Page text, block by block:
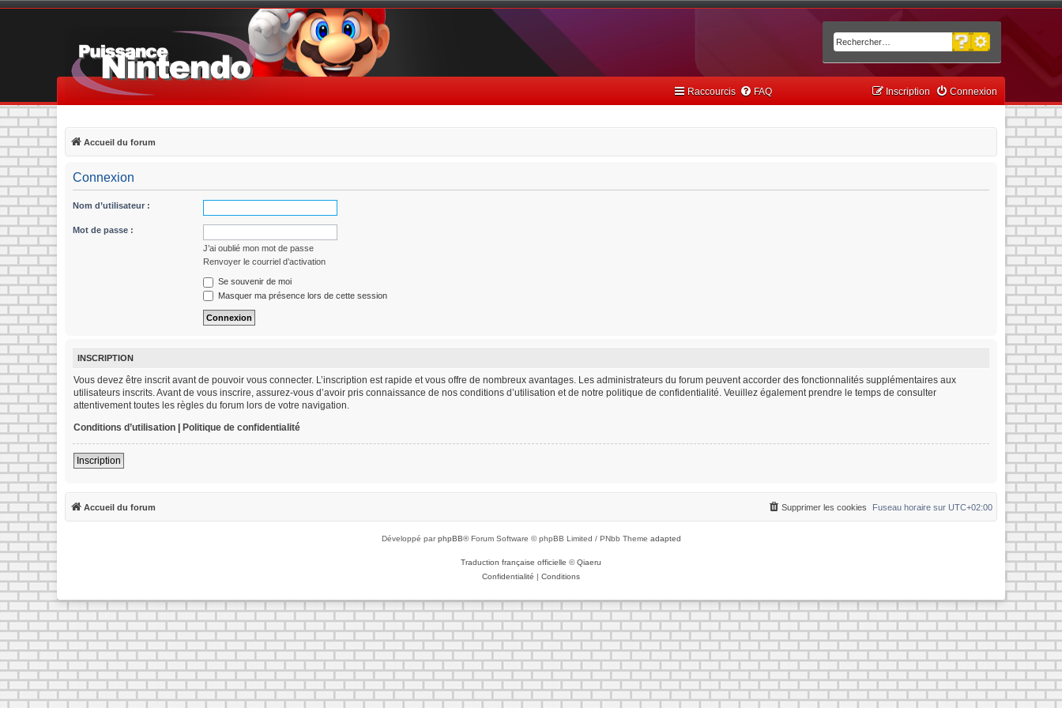
Rechercher
Recherche avancée
Raccourcis FAQ Connexion
Inscription
Accueil du forum
Connexion
Nom d’utilisateur :
Mot de passe :
J’ai oublié mon mot de passe
Renvoyer le courriel d’activation
Se souvenir de moi
Masquer ma présence lors de cette session
INSCRIPTION
Vous devez être inscrit avant de pouvoir vous connecter. L’inscription est rapide et vous offre de nombreux avantages. Les administrateurs du forum peuvent accorder des fonctionnalités supplémentaires aux
utilisateurs inscrits. Avant de vous inscrire, assurez-vous d’avoir pris connaissance de nos conditions d’utilisation et de notre politique de confidentialité. Veuillez également prendre le temps de consulter
attentivement toutes les règles du forum lors de votre navigation.
Conditions d’utilisation | Politique de confidentialité
Inscription
Accueil du forum Fuseau horaire sur UTC+02:00
Supprimer les cookies
Développé parphpBB® Forum Software © phpBB Limited / PNbb Theme adapted
Traduction française officielle ©Qiaeru
Confidentialité | Conditions